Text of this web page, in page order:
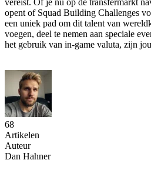
opent of Squad Building Challenges
een uniek pad om dit talent van
voegen, deel te nemen aan speciale
het gebruik van in-game valuta, zijn
68
Artikelen
Auteur
Dan Hahner